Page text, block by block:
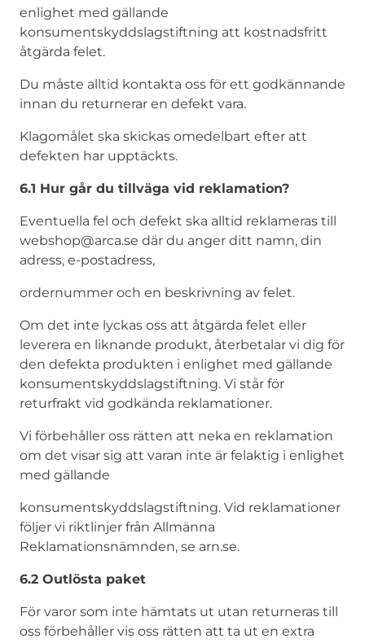
enlighet med gällande
konsumentskyddslagstiftning att kostnadsfritt
åtgärda felet.
Du måste alltid kontakta oss för ett godkännande
innan du returnerar en defekt vara.
Klagomålet ska skickas omedelbart efter att
defekten har upptäckts.
6.1 Hur går du tillväga vid reklamation?
Eventuella fel och defekt ska alltid reklameras till
webshop@arca.se där du anger ditt namn, din
adress, e-postadress,
ordernummer och en beskrivning av felet.
Om det inte lyckas oss att åtgärda felet eller
leverera en liknande produkt, återbetalar vi dig för
den defekta produkten i enlighet med gällande
konsumentskyddslagstiftning. Vi står för
returfrakt vid godkända reklamationer.
Vi förbehåller oss rätten att neka en reklamation
om det visar sig att varan inte är felaktig i enlighet
med gällande
konsumentskyddslagstiftning. Vid reklamationer
följer vi riktlinjer från Allmänna
Reklamationsnämnden, se arn.se.
6.2 Outlösta paket
För varor som inte hämtats ut utan returneras till
oss förbehåller vis oss rätten att ta ut en extra